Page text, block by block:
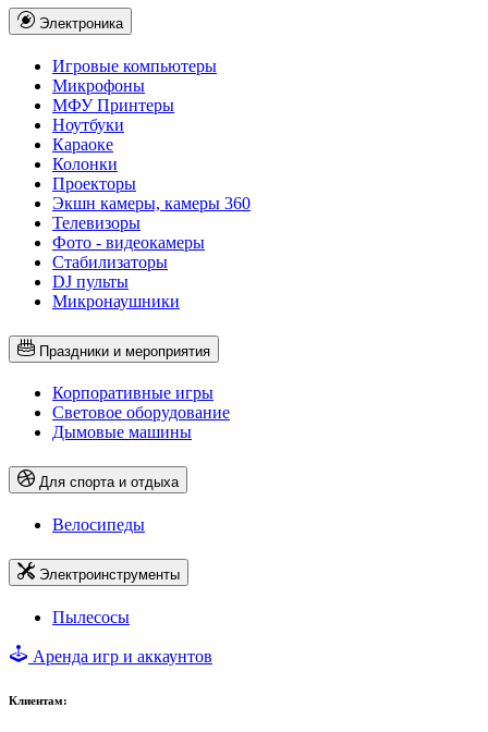
Электроника
Игровые компьютеры
Микрофоны
МФУ Принтеры
Ноутбуки
Караоке
Колонки
Проекторы
Экшн камеры, камеры 360
Телевизоры
Фото - видеокамеры
Стабилизаторы
DJ пульты
Микронаушники
Праздники и мероприятия
Корпоративные игры
Световое оборудование
Дымовые машины
Для спорта и отдыха
Велосипеды
Электроинструменты
Пылесосы
Аренда игр и аккаунтов
Клиентам: